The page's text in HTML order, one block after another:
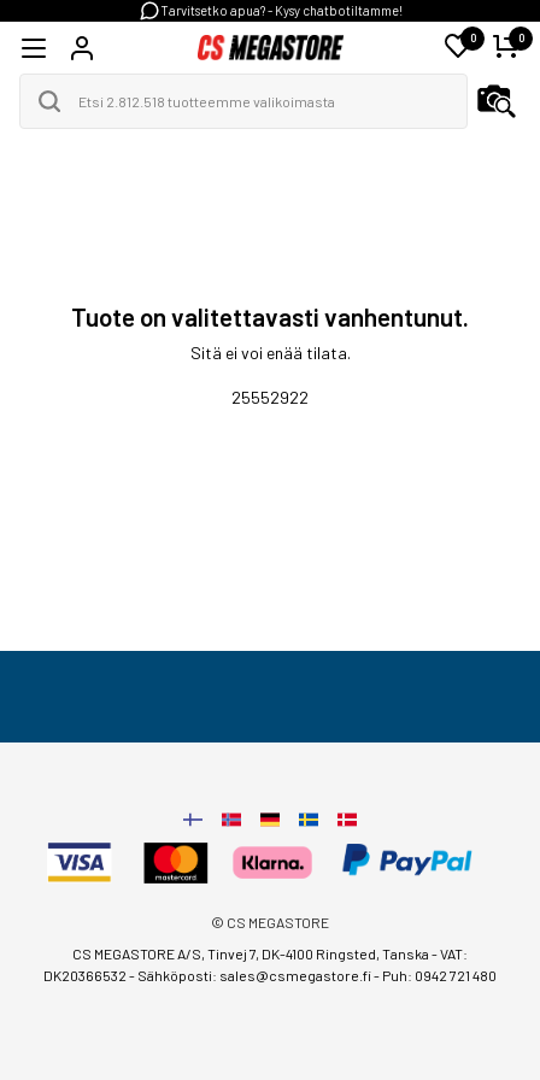
Tarvitsetko apua? - Kysy chatbotiltamme!
0 0
Tuote on valitettavasti vanhentunut.
Sitä ei voi enää tilata.
25552922
© CS MEGASTORE
CS MEGASTORE A/S, Tinvej 7, DK-4100 Ringsted, Tanska - VAT:
DK20366532 - Sähköposti: sales@csmegastore.fi- Puh: 0942 721 480